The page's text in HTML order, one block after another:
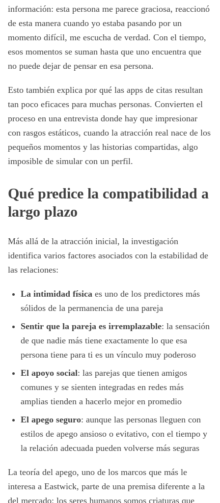
información: esta persona me parece graciosa, reaccionó
de esta manera cuando yo estaba pasando por un
momento difícil, me escucha de verdad. Con el tiempo,
esos momentos se suman hasta que uno encuentra que
no puede dejar de pensar en esa persona.
Esto también explica por qué las apps de citas resultan
tan poco eficaces para muchas personas. Convierten el
proceso en una entrevista donde hay que impresionar
con rasgos estáticos, cuando la atracción real nace de los
pequeños momentos y las historias compartidas, algo
imposible de simular con un perfil.
Qué predice la compatibilidad a
largo plazo
Más allá de la atracción inicial, la investigación
identifica varios factores asociados con la estabilidad de
las relaciones:
La intimidad física es uno de los predictores más
sólidos de la permanencia de una pareja
Sentir que la pareja es irremplazable: la sensación
de que nadie más tiene exactamente lo que esa
persona tiene para ti es un vínculo muy poderoso
El apoyo social: las parejas que tienen amigos
comunes y se sienten integradas en redes más
amplias tienden a hacerlo mejor en promedio
El apego seguro: aunque las personas lleguen con
estilos de apego ansioso o evitativo, con el tiempo y
la relación adecuada pueden volverse más seguras
La teoría del apego, uno de los marcos que más le
interesa a Eastwick, parte de una premisa diferente a la
del mercado: los seres humanos somos criaturas que